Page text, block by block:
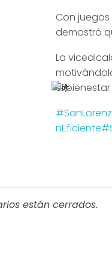
Con
demostró
La
el
nEficiente
están cerrados.